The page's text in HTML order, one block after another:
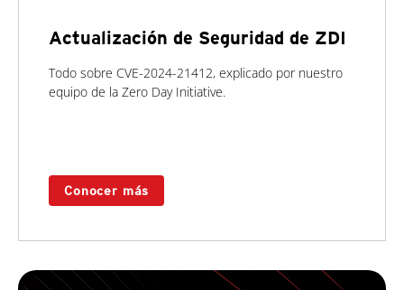
Actualización de Seguridad de ZDI
Todo sobre CVE-2024-21412, explicado por nuestro
equipo de la Zero Day Initiative.
Conocer más